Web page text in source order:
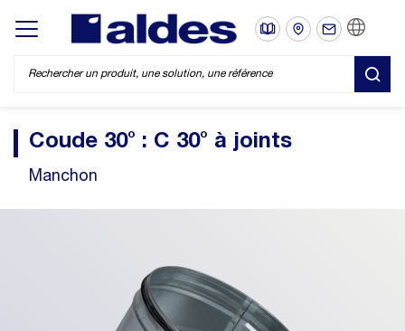
Display/hide main menu
Coude 30° : C 30° à joints
Manchon